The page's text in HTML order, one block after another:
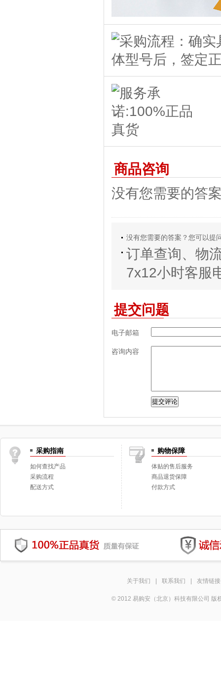
商品咨询
没有您需要的答
没有您需要的答案？您可以提
订单查询、物
7x12小时客服
提交问题
电子邮箱
咨询内容
采购指南
如何查找产品
采购流程
配送方式
购物保障
体贴的售后服务
商品退货保障
付款方式
关于我们 联系我们 友情链接
© 2012 易购安（北京）科技有限公司 版